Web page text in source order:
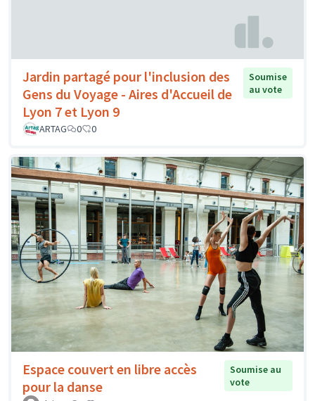
Jardin partagé pour l'inclusion des
Gens du Voyage - Aires d'Accueil de
Lyon 7 et Lyon 9
Soumise
au vote
ARTAG 0 0
Espace couvert en libre accès
pour la danse
Soumise au
vote